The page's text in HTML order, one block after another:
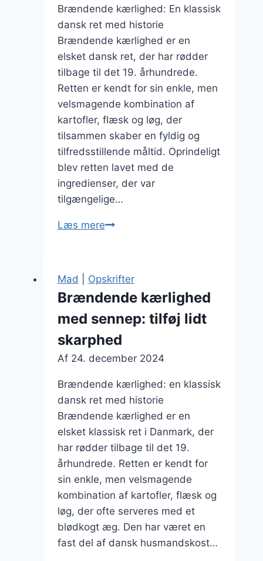
Brændende kærlighed: En klassisk
dansk ret med historie
Brændende kærlighed er en
elsket dansk ret, der har rødder
tilbage til det 19. århundrede.
Retten er kendt for sin enkle, men
velsmagende kombination af
kartofler, flæsk og løg, der
tilsammen skaber en fyldig og
tilfredsstillende måltid. Oprindeligt
blev retten lavet med de
ingredienser, der var
tilgængelige…
Læs mereBrændende
rødløg
sætter
prikken
over
Mad Opskrifter
Brændende kærlighed
med sennep: tilføj lidt
skarphed
Af 24. december 2024
Brændende kærlighed: en klassisk
dansk ret med historie
Brændende kærlighed er en
elsket klassisk ret i Danmark, der
har rødder tilbage til det 19.
århundrede. Retten er kendt for
sin enkle, men velsmagende
kombination af kartofler, flæsk og
løg, der ofte serveres med et
blødkogt æg. Den har været en
fast del af dansk husmandskost…